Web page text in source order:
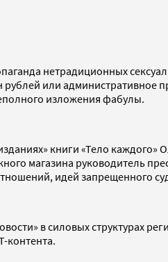
нетрадиционных
или административное
изложения фабулы.
книги «Тело
магазина руководитель
идей запрещенного
в силовых структурах
контента.